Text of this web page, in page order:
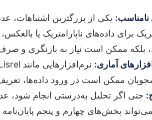
یکی از بزرگترین اشتباهات،
برای داده‌های ناپارامتریک یا
بلکه ممکن است نیاز به بازنگری و
آماری:
ممکن است در ورود داده‌ها،
حتی اگر تحلیل به‌درستی انجام شود،
بخش‌های چهارم و پنجم